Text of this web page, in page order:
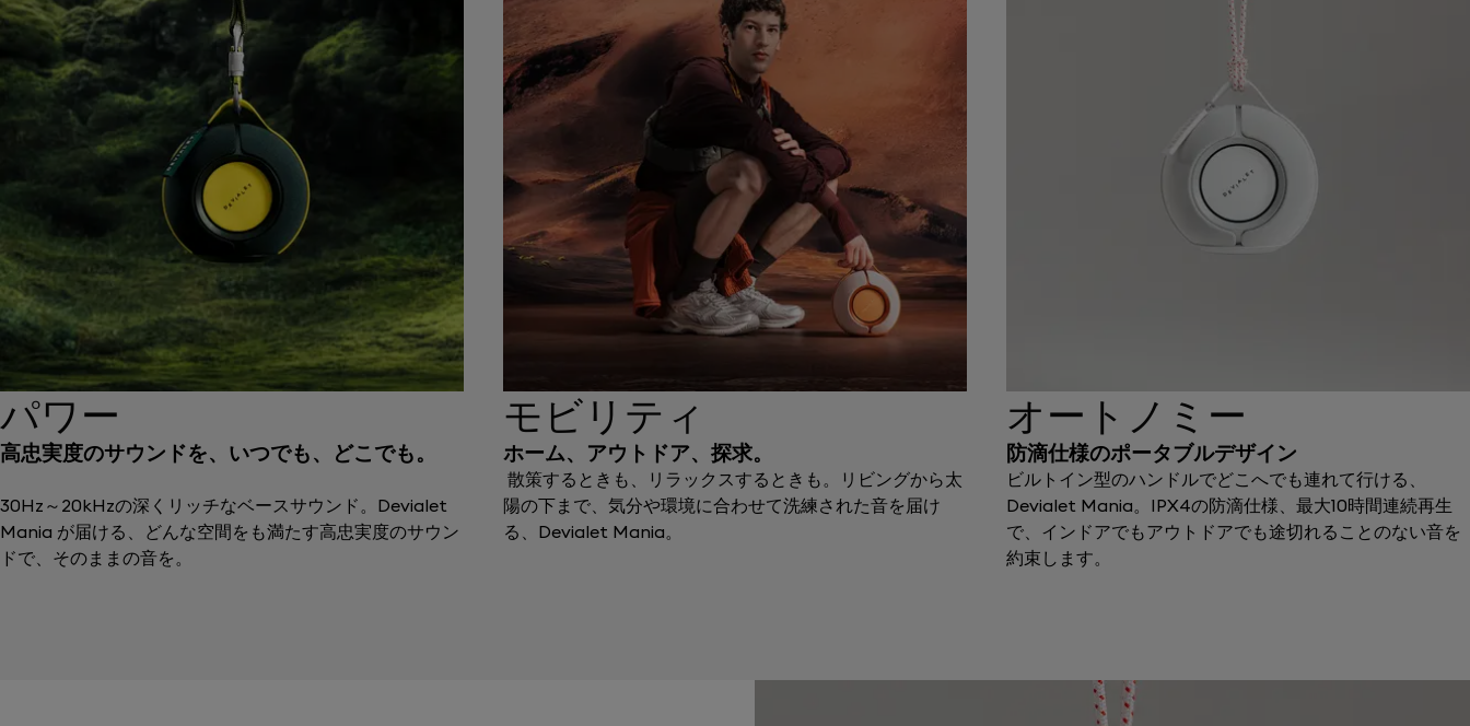
パワー
高忠実度のサウンドを、いつでも、どこでも。
30Hz～20kHzの深くリッチなベースサウンド。Devialet
Mania が届ける、どんな空間をも満たす高忠実度のサウン
ドで、そのままの音を。
モビリティ
ホーム、アウトドア、探求。
散策するときも、リラックスするときも。リビングから太
陽の下まで、気分や環境に合わせて洗練された音を届け
る、Devialet Mania。
オートノミー
防滴仕様のポータブルデザイン
ビルトイン型のハンドルでどこへでも連れて行ける、
Devialet Mania。IPX4の防滴仕様、最大10時間連続再生
で、インドアでもアウトドアでも途切れることのない音を
約束します。